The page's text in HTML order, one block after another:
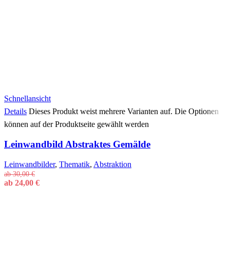
Schnellansicht
Details Dieses Produkt weist mehrere Varianten auf. Die Optionen
können auf der Produktseite gewählt werden
Leinwandbild Abstraktes Gemälde
Leinwandbilder, Thematik, Abstraktion
ab30,00€
ab 24,00 €